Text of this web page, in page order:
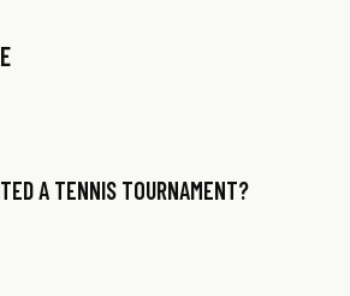
A TENNIS TOURNAMENT?